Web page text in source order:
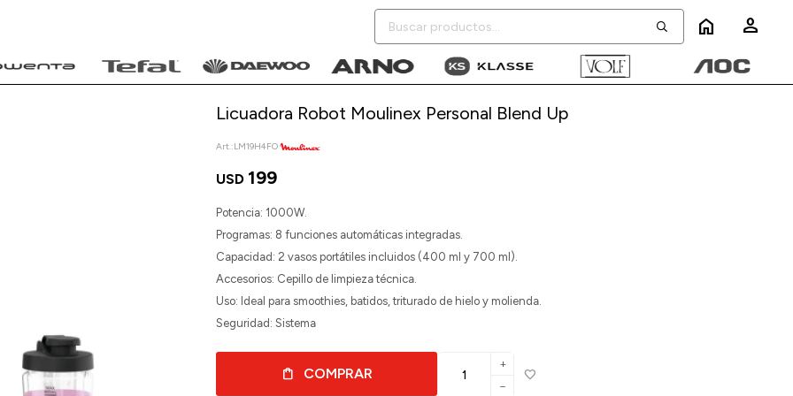
home
Licuadora Robot Moulinex Personal Blend Up
LM19H4FO
USD 199
Potencia: 1000W.
Programas: 8 funciones automáticas integradas.
Capacidad: 2 vasos portátiles incluidos (400 ml y 700 ml).
Accesorios: Cepillo de limpieza técnica.
Uso: Ideal para smoothies, batidos, triturado de hielo y molienda.
Seguridad: Sistema
COMPRAR
add
remove